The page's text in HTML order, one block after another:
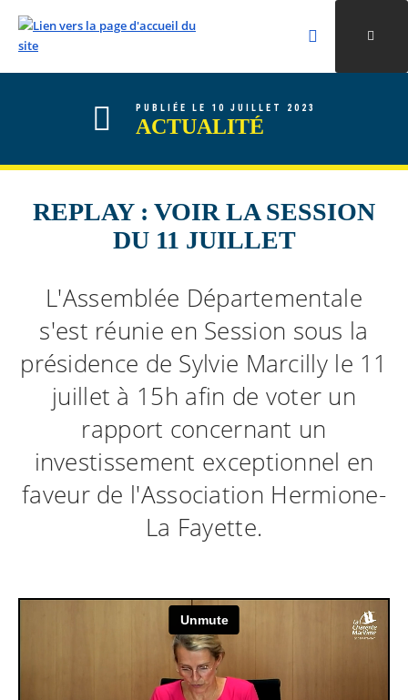
ALLER AU CONTENU
ALLER AU MENU
ALLER À LA RECHERCHE
Rechercher
Valider la
PUBLIÉE LE 10 JUILLET 2023
ACTUALITÉ
REPLAY : VOIR LA SESSION
DU 11 JUILLET
L'Assemblée Départementale
s'est réunie en Session sous la
présidence de Sylvie Marcilly le 11
juillet à 15h afin de voter un
rapport concernant un
investissement exceptionnel en
faveur de l'Association Hermione-
La Fayette.